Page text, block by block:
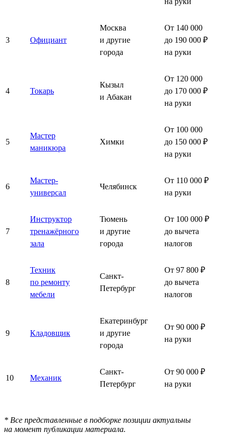
3 Официант
Москва
и другие
города
От 140 000
до 190 000 ₽
на руки
4 Токарь
Кызыл
и Абакан
От 120 000
до 170 000 ₽
на руки
5
Мастер
маникюра
Химки
От 100 000
до 150 000 ₽
на руки
6
Мастер-
универсал
Челябинск
От 110 000 ₽
на руки
7
Инструктор
тренажёрного
зала
Тюмень
и другие
города
От 100 000 ₽
до вычета
налогов
8
Техник
по ремонту
мебели
Санкт-
Петербург
От 97 800 ₽
до вычета
налогов
9 Кладовщик
Екатеринбург
и другие
города
От 90 000 ₽
на руки
10 Механик
Санкт-
Петербург
От 90 000 ₽
на руки
* Все представленные в подборке позиции актуальны
на момент публикации материала.